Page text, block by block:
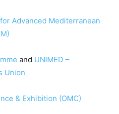
Advanced Mediterranean
and UNIMED –
Union
& Exhibition (OMC)